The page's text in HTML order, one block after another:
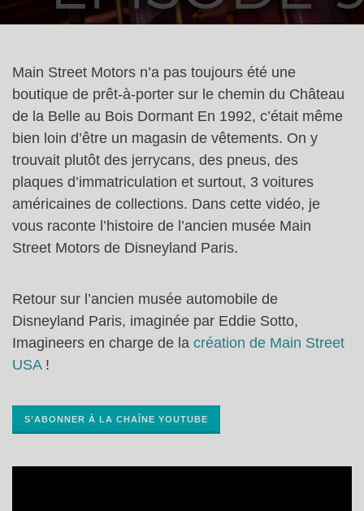
Main Street Motors n’a pas toujours été une
boutique de prêt-à-porter sur le chemin du Château
de la Belle au Bois Dormant En 1992, c’était même
bien loin d’être un magasin de vêtements. On y
trouvait plutôt des jerrycans, des pneus, des
plaques d’immatriculation et surtout, 3 voitures
américaines de collections. Dans cette vidéo, je
vous raconte l’histoire de l’ancien musée Main
Street Motors de Disneyland Paris.
Retour sur l’ancien musée automobile de
Disneyland Paris, imaginée par Eddie Sotto,
Imagineers en charge de la création de Main Street
USA!
S’ABONNER À LA CHAÎNE YOUTUBE